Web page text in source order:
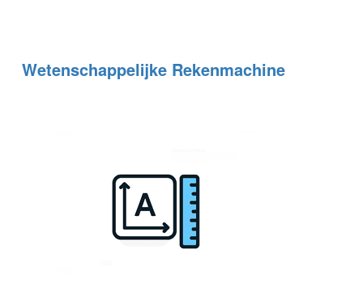
Wetenschappelijke Rekenmachine